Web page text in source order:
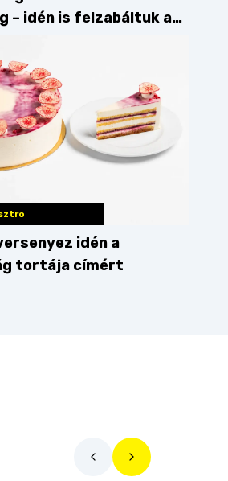
– idén is felzabáltuk a
idén a
tortája címért